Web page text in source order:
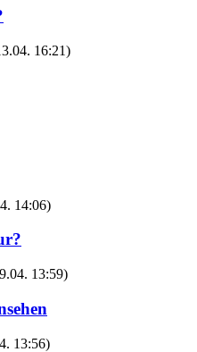
16:21)
14:06)
13:59)
13:56)